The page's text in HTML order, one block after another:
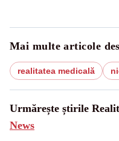
Mai multe articole
realitatea medicală
Urmărește știrile
News